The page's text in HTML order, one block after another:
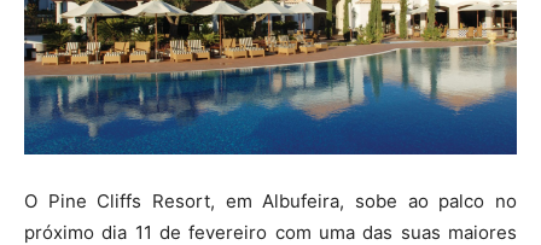
O Pine Cliffs Resort, em Albufeira, sobe ao palco no
próximo dia 11 de fevereiro com uma das suas maiores